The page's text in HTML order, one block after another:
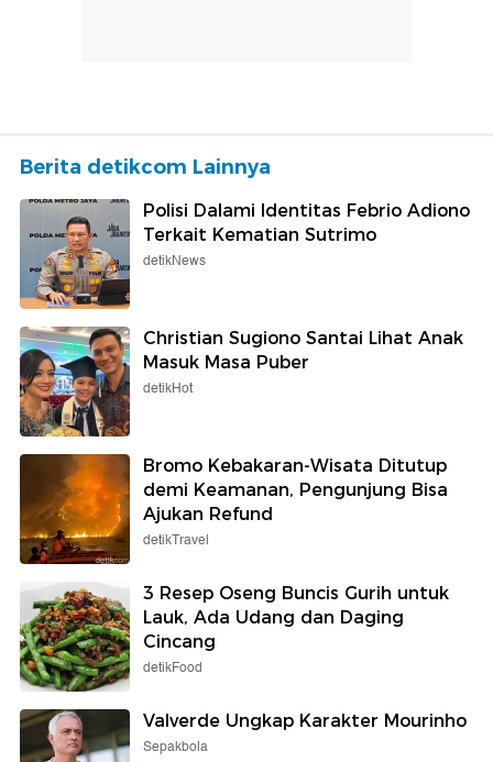
Berita detikcom Lainnya
Polisi Dalami Identitas Febrio Adiono
Terkait Kematian Sutrimo
detikNews
Christian Sugiono Santai Lihat Anak
Masuk Masa Puber
detikHot
Bromo Kebakaran-Wisata Ditutup
demi Keamanan, Pengunjung Bisa
Ajukan Refund
detikTravel
3 Resep Oseng Buncis Gurih untuk
Lauk, Ada Udang dan Daging
Cincang
detikFood
Valverde Ungkap Karakter Mourinho
Sepakbola